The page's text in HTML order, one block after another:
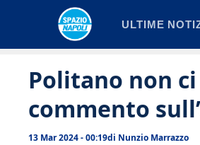
ULTIME
Politano non
commento
13 Mar 2024 - 00:19di Nunzio Marrazzo